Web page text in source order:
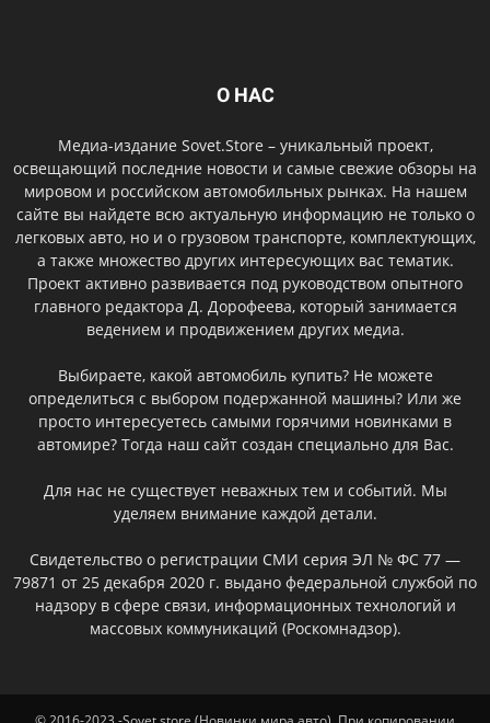
О НАС
Медиа-издание Sovet.Store – уникальный проект,
освещающий последние новости и самые свежие обзоры на
мировом и российском автомобильных рынках. На нашем
сайте вы найдете всю актуальную информацию не только о
легковых авто, но и о грузовом транспорте, комплектующих,
а также множество других интересующих вас тематик.
Проект активно развивается под руководством опытного
главного редактора Д. Дорофеева, который занимается
ведением и продвижением других медиа.
Выбираете, какой автомобиль купить? Не можете
определиться с выбором подержанной машины? Или же
просто интересуетесь самыми горячими новинками в
автомире? Тогда наш сайт создан специально для Вас.
Для нас не существует неважных тем и событий. Мы
уделяем внимание каждой детали.
Свидетельство о регистрации СМИ серия ЭЛ № ФС 77 —
79871 от 25 декабря 2020 г. выдано федеральной службой по
надзору в сфере связи, информационных технологий и
массовых коммуникаций (Роскомнадзор).